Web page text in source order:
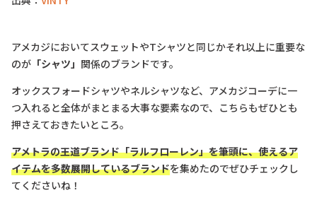
アメカジにおいてスウェットやTシャツと同じかそれ以上に重要な
のが 「シャツ」 関係のブランドです。
オックスフォードシャツやネルシャツなど、アメカジコーデに一
つ入れると全体がまとまる大事な要素なので、こちらもぜひとも
押さえておきたいところ。
アメトラの王道ブランド「ラルフローレン」を筆頭に、使えるア
イテムを多数展開しているブランドを集めたのでぜひチェックし
てくださいね！